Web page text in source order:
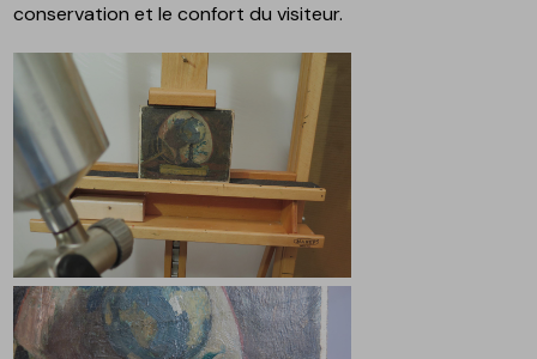
conservation et le confort du visiteur.